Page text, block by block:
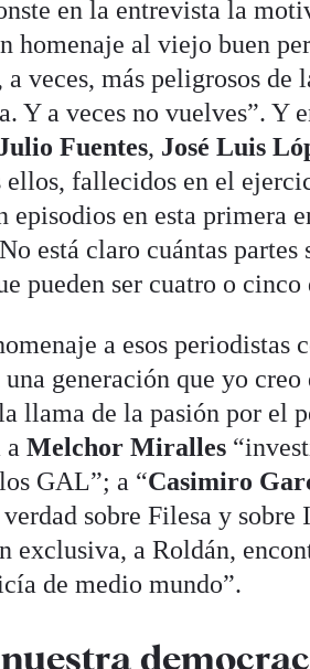
en la entrevista la
homenaje al viejo buen
veces, más peligrosos
Y a veces no vuelves”. Y
Fuentes, José Luis
ellos, fallecidos en el
episodios en esta primera
está claro cuántas
pueden ser cuatro o
a esos periodistas
generación que yo
llama de la pasión por el
a Melchor Miralles
GAL”; a “Casimiro
sobre Filesa y
exclusiva, a Roldán,
de medio mundo”.